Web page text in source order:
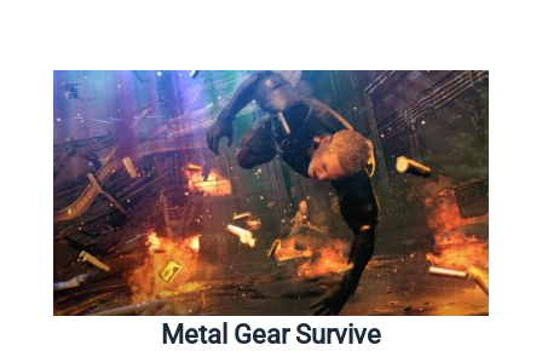
Metal Gear Survive